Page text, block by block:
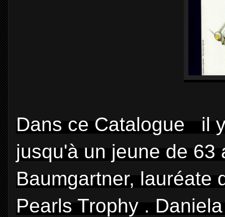
Dans ce Catalogue
il
jusqu'à un jeune de
Baumgartner, lauréate
Pearls Trophy .